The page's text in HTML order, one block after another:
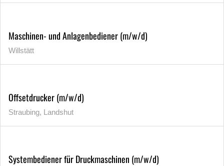
Maschinen- und Anlagenbediener (m/w/d)
Willstätt
Offsetdrucker (m/w/d)
Straubing, Landshut
Systembediener für Druckmaschinen (m/w/d)